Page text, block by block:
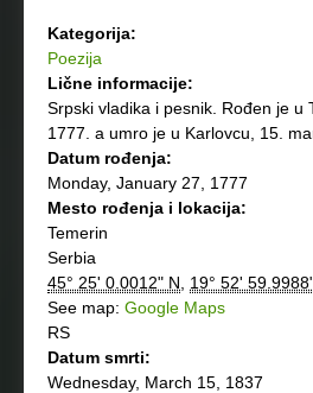
Kategorija:
Poezija
Lične informacije:
Srpski vladika i pesnik. Rođen je u
1777. a umro je u Karlovcu, 15.
Datum rođenja:
Monday, January 27, 1777
Mesto rođenja i lokacija:
Temerin
Serbia
45° 25' 0.0012" N
19° 52'
See map: Google Maps
RS
Datum smrti:
Wednesday, March 15, 1837